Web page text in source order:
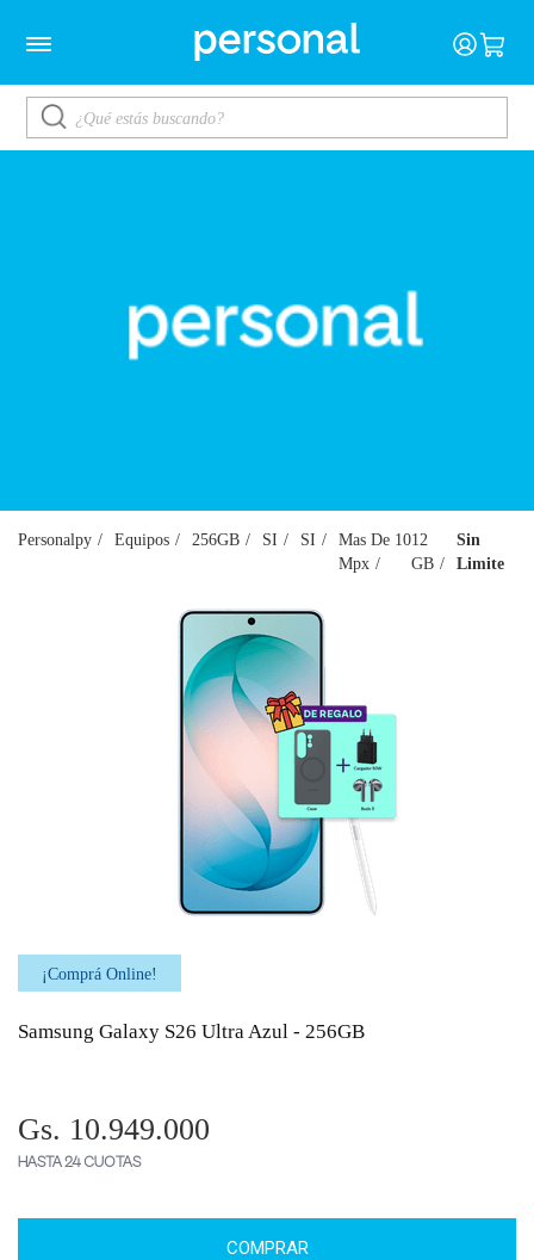
Personalpy Equipos 256GB SI SI
Mas De 10
Mpx
12
GB
Sin
Limite
¡Comprá Online!
Samsung Galaxy S26 Ultra Azul - 256GB
Gs. 10.949.000
HASTA 24 CUOTAS
COMPRAR